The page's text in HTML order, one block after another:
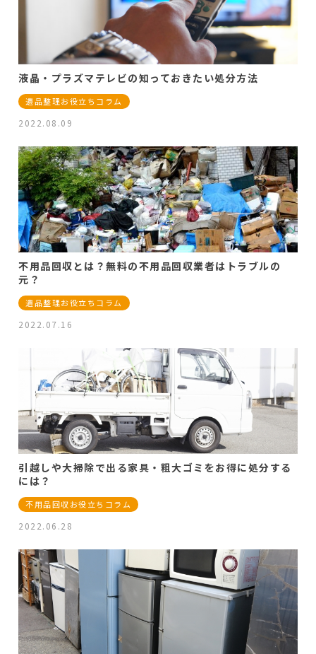
液晶・プラズマテレビの知っておきたい処分方法
遺品整理お役立ちコラム
2022.08.09
不用品回収とは？無料の不用品回収業者はトラブルの
元？
遺品整理お役立ちコラム
2022.07.16
引越しや大掃除で出る家具・粗大ゴミをお得に処分する
には？
不用品回収お役立ちコラム
2022.06.28